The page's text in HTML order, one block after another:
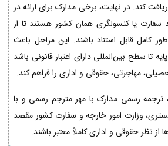
کند. در نهایت، برخی مدارک برای ارائه در
سفارت یا کنسولگری همان کشور هستند تا از
کامل قابل استناد باشند. این مراحل باعث
تا سطح بین‌المللی دارای اعتبار قانونی باشد
مهاجرتی، حقوقی و اداری را فراهم کند.
ترجمه رسمی مدارک با مهر مترجم رسمی و با
وزارت امور خارجه و سفارت کشور مقصد
از نظر حقوقی و اداری کاملاً معتبر باشند.